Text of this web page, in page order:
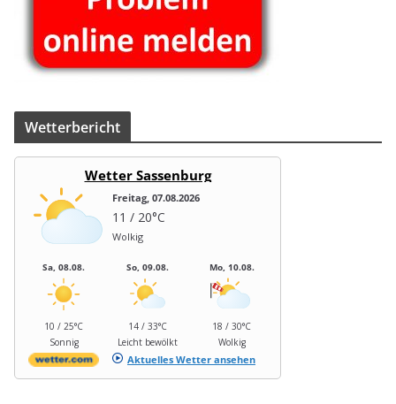
Wet­ter­be­richt
Wetter Sassenburg
Freitag, 07.08.2026
11 / 20°C
Wolkig
Sa, 08.08.
10 / 25°C
Sonnig
So, 09.08.
14 / 33°C
Leicht bewölkt
Mo, 10.08.
18 / 30°C
Wolkig
Aktuelles Wetter ansehen